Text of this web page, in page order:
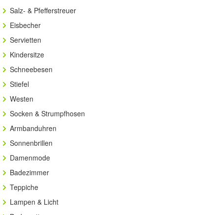
Salz- & Pfefferstreuer
Eisbecher
Servietten
Kindersitze
Schneebesen
Stiefel
Westen
Socken & Strumpfhosen
Armbanduhren
Sonnenbrillen
Damenmode
Badezimmer
Teppiche
Lampen & Licht